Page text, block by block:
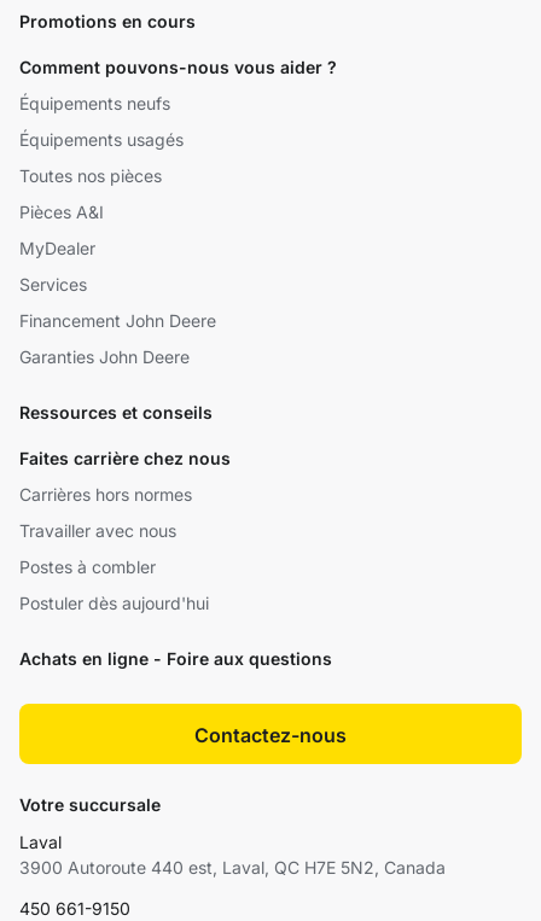
Promotions en cours
Comment pouvons-nous vous aider ?
Équipements neufs
Équipements usagés
Toutes nos pièces
Pièces A&I
MyDealer
Services
Financement John Deere
Garanties John Deere
Ressources et conseils
Faites carrière chez nous
Carrières hors normes
Travailler avec nous
Postes à combler
Postuler dès aujourd'hui
Achats en ligne - Foire aux questions
Contactez-nous
Votre succursale
Laval
3900 Autoroute 440 est, Laval, QC H7E 5N2, Canada
450 661-9150